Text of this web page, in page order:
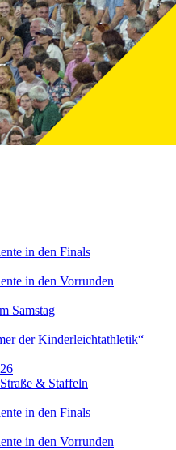
in den Finals
in den Vorrunden
Samstag
der Kinderleichtathletik“
& Staffeln
in den Finals
in den Vorrunden